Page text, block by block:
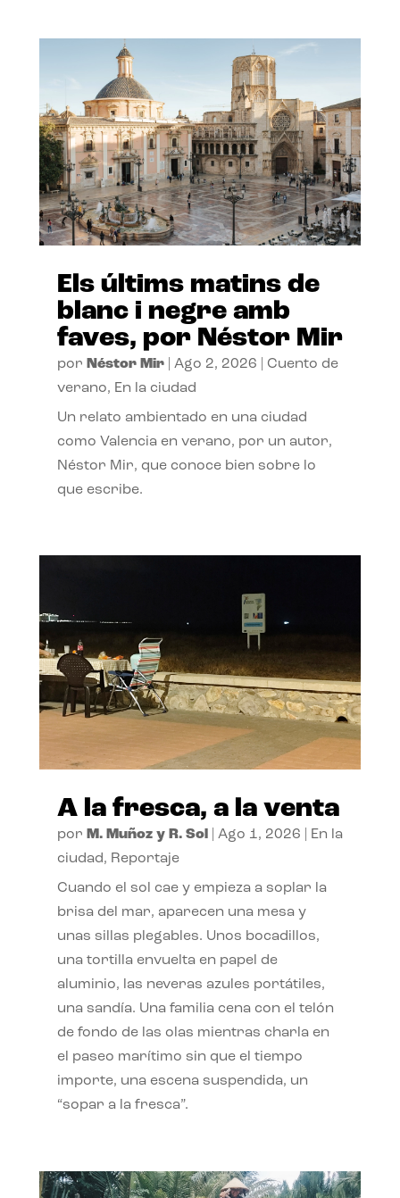
Els últims matins de
blanc i negre amb
faves, por Néstor Mir
por Néstor Mir| Ago 2, 2026
Cuento de
verano, En la ciudad
Un relato ambientado en una ciudad
como Valencia en verano, por un autor,
Néstor Mir, que conoce bien sobre lo
que escribe.
A la fresca, a la venta
por M. Muñoz y R. Sol| Ago 1, 2026
En la
ciudad, Reportaje
Cuando el sol cae y empieza a soplar la
brisa del mar, aparecen una mesa y
unas sillas plegables. Unos bocadillos,
una tortilla envuelta en papel de
aluminio, las neveras azules portátiles,
una sandía. Una familia cena con el telón
de fondo de las olas mientras charla en
el paseo marítimo sin que el tiempo
importe, una escena suspendida, un
“sopar a la fresca”.